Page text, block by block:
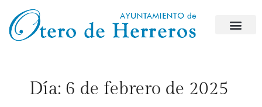
Día: 6 de febrero de 2025